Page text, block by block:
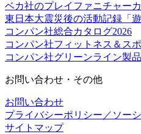
ベカ社のプレイファニチャー
東日本大震災後の活動記録「
コンパン社総合カタログ2026
コンパン社フィットネス＆ス
コンパン社グリーンライン製
お問い合わせ・その他
お問い合わせ
プライバシーポリシー／ソー
サイトマップ